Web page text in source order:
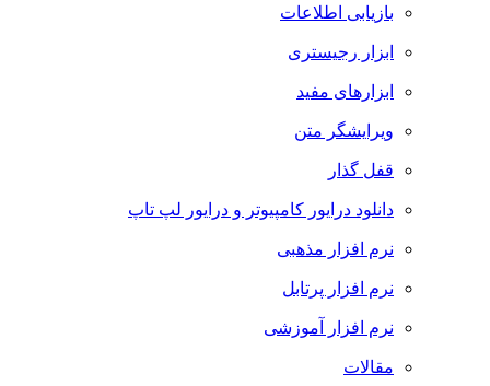
بازیابی اطلاعات
ابزار رجیستری
ابزارهای مفید
ویرایشگر متن
قفل گذار
دانلود درایور کامپیوتر و درایور لپ تاپ
نرم افزار مذهبی
نرم افزار پرتابل
نرم افزار آموزشی
مقالات